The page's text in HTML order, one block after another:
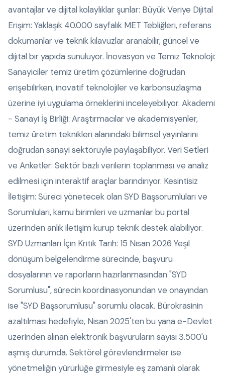
avantajlar ve dijital kolaylıklar şunlar: Büyük Veriye Dijital
Erişim: Yaklaşık 40.000 sayfalık MET Tebliğleri, referans
dokümanlar ve teknik kılavuzlar aranabilir, güncel ve
dijital bir yapıda sunuluyor. İnovasyon ve Temiz Teknoloji:
Sanayiciler temiz üretim çözümlerine doğrudan
erişebilirken, inovatif teknolojiler ve karbonsuzlaşma
üzerine iyi uygulama örneklerini inceleyebiliyor. Akademi
- Sanayi İş Birliği: Araştırmacılar ve akademisyenler,
temiz üretim teknikleri alanındaki bilimsel yayınlarını
doğrudan sanayi sektörüyle paylaşabiliyor. Veri Setleri
ve Anketler: Sektör bazlı verilerin toplanması ve analiz
edilmesi için interaktif araçlar barındırıyor. Kesintisiz
İletişim: Süreci yönetecek olan SYD Başsorumluları ve
Sorumluları, kamu birimleri ve uzmanlar bu portal
üzerinden anlık iletişim kurup teknik destek alabiliyor.
SYD Uzmanları İçin Kritik Tarih: 15 Nisan 2026 Yeşil
dönüşüm belgelendirme sürecinde, başvuru
dosyalarının ve raporların hazırlanmasından "SYD
Sorumlusu", sürecin koordinasyonundan ve onayından
ise "SYD Başsorumlusu" sorumlu olacak. Bürokrasinin
azaltılması hedefiyle, Nisan 2025'ten bu yana e-Devlet
üzerinden alınan elektronik başvuruların sayısı 3.500'ü
aşmış durumda. Sektörel görevlendirmeler ise
yönetmeliğin yürürlüğe girmesiyle eş zamanlı olarak